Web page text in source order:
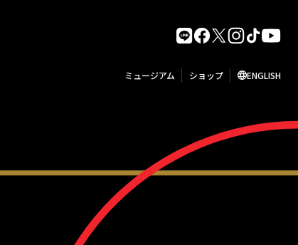
ミュージアム ショップ ENGLISH